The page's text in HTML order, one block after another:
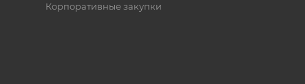
Корпоративные закупки